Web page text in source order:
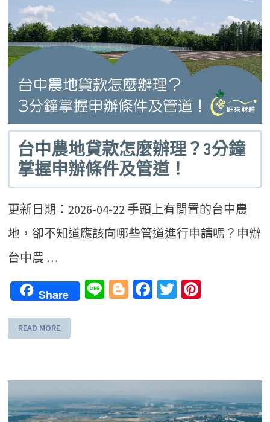
台中農地貸款怎麼辦理？3分鐘
掌握申辦條件及管道！
更新日期：2026-04-22 手頭上有閒置的台中農
地，卻不知道應該向哪些管道進行申請嗎？申辦
台中農 …
Share LineBlogger
Facebook
Twitter
READ MORE